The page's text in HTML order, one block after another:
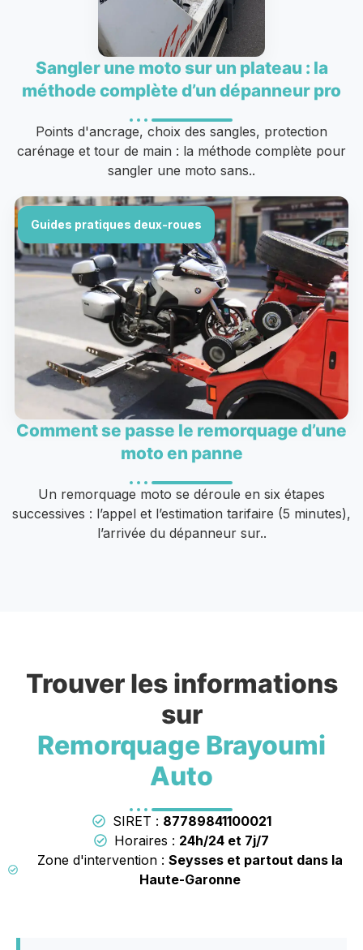
Sangler une moto sur un plateau : la
méthode complète d’un dépanneur pro
Points d'ancrage, choix des sangles, protection
carénage et tour de main : la méthode complète pour
sangler une moto sans..
Guides pratiques deux-roues
Comment se passe le remorquage d’une
moto en panne
Un remorquage moto se déroule en six étapes
successives : l’appel et l’estimation tarifaire (5 minutes),
l’arrivée du dépanneur sur..
Trouver les informations
sur
Remorquage Brayoumi
Auto
SIRET : 87789841100021
Horaires : 24h/24 et 7j/7
Zone d'intervention :Seysses et partout dans la
Haute-Garonne